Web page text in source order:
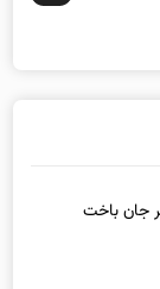
جان باخت